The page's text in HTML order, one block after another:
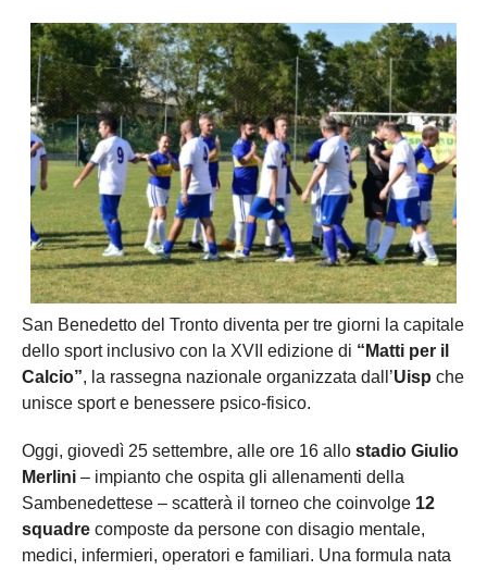
San Benedetto del Tronto diventa per tre giorni la capitale
dello sport inclusivo con la XVII edizione di “Matti per il
Calcio”, la rassegna nazionale organizzata dall’Uisp che
unisce sport e benessere psico-fisico.
Oggi, giovedì 25 settembre, alle ore 16 allo stadio Giulio
Merlini – impianto che ospita gli allenamenti della
Sambenedettese – scatterà il torneo che coinvolge 12
squadre composte da persone con disagio mentale,
medici, infermieri, operatori e familiari. Una formula nata